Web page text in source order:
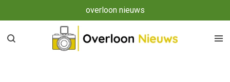
direct
naar
overloon nieuws